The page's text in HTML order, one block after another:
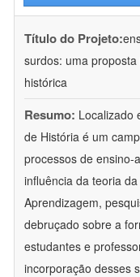
Título do Projeto:
surdos: uma
histórica
Resumo: Localizado
de História é um
processos de ensino-
influência da teoria
Aprendizagem,
debruçado sobre a
estudantes e
incorporação desses